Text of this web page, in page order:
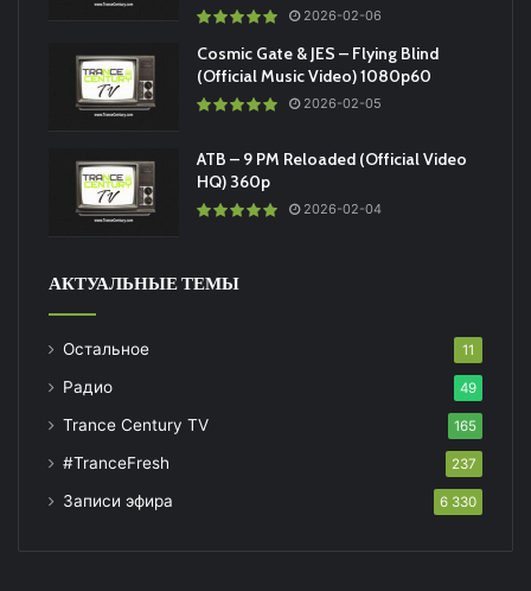
2026-02-06
Cosmic Gate & JES – Flying Blind
(Official Music Video) 1080p60
2026-02-05
ATB – 9 PM Reloaded (Official Video
HQ) 360p
2026-02-04
АКТУАЛЬНЫЕ ТЕМЫ
Остальное 11
Радио 49
Trance Century TV 165
#TranceFresh 237
Записи эфира 6 330